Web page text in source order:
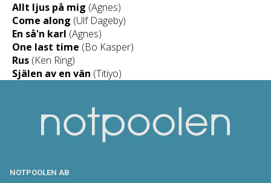
Allt ljus på mig (Agnes)
Come along (Ulf Dageby)
En så'n karl (Agnes)
One last time (Bo Kasper)
Rus (Ken Ring)
Själen av en vän (Titiyo)
NOTPOOLEN AB